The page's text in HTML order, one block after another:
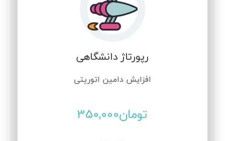
رپورتاژ دانشگاهی
افزایش دامین اتوریتی
تومان350,000